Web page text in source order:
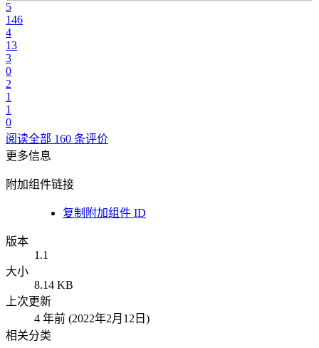
5
146
4
13
3
0
2
1
1
0
阅读全部 160 条评价
更多信息
附加组件链接
复制附加组件 ID
版本
1.1
大小
8.14 KB
上次更新
4 年前 (2022年2月12日)
相关分类